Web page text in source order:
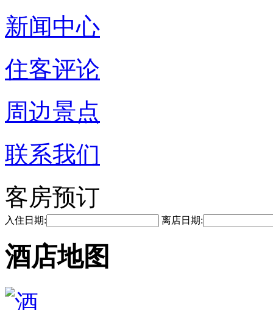
新闻中心
住客评论
周边景点
联系我们
客房预订
入住日期: 离店日期:
酒店地图